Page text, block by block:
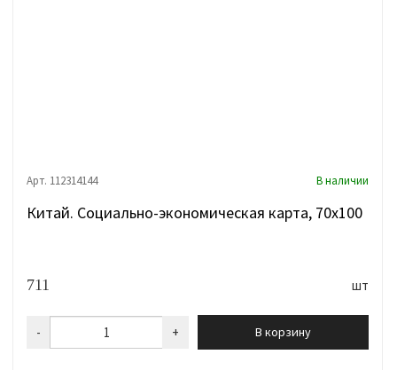
Арт. 112314144 В наличии
Китай. Социально-экономическая карта, 70х100
711 шт
- + В корзину